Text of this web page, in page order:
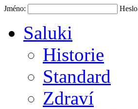
Jméno:
Saluki
Historie
Standard
Zdraví